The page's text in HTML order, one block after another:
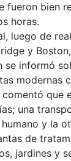
fueron bien
horas.
luego de
y
se informó
modernas
que
una
y la
de
jardines y